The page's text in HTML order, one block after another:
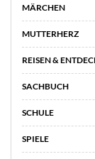
MÄRCHEN
MUTTERHERZ
REISEN &
SACHBUCH
SCHULE
SPIELE